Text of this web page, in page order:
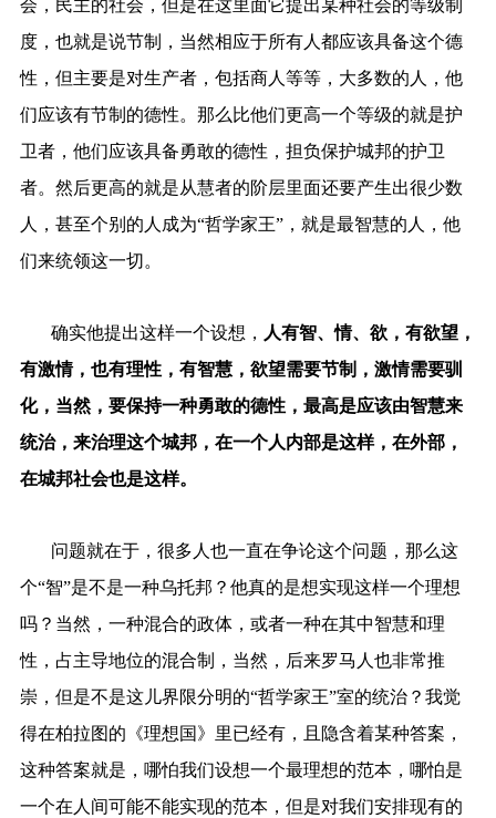
会，民主的社会，但是在这里面它提出某种社会的等级制
度，也就是说节制，当然相应于所有人都应该具备这个德
性，但主要是对生产者，包括商人等等，大多数的人，他
们应该有节制的德性。那么比他们更高一个等级的就是护
卫者，他们应该具备勇敢的德性，担负保护城邦的护卫
者。然后更高的就是从慧者的阶层里面还要产生出很少数
人，甚至个别的人成为“哲学家王”，就是最智慧的人，他
们来统领这一切。
确实他提出这样一个设想， 人有智、情、欲，有欲望，
有激情，也有理性，有智慧，欲望需要节制，激情需要驯
化，当然，要保持一种勇敢的德性，最高是应该由智慧来
统治，来治理这个城邦，在一个人内部是这样，在外部，
在城邦社会也是这样。
问题就在于，很多人也一直在争论这个问题，那么这
个“智”是不是一种乌托邦？他真的是想实现这样一个理想
吗？当然，一种混合的政体，或者一种在其中智慧和理
性，占主导地位的混合制，当然，后来罗马人也非常推
崇，但是不是这儿界限分明的“哲学家王”室的统治？我觉
得在柏拉图的《理想国》里已经有，且隐含着某种答案，
这种答案就是，哪怕我们设想一个最理想的范本，哪怕是
一个在人间可能不能实现的范本，但是对我们安排现有的